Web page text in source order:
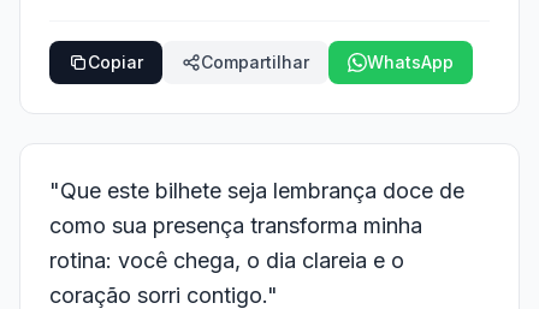
Copiar Compartilhar WhatsApp
"Que este bilhete seja lembrança doce de
como sua presença transforma minha
rotina: você chega, o dia clareia e o
coração sorri contigo."